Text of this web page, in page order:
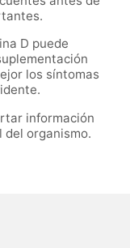
D puede
los síntomas
información
del organismo.